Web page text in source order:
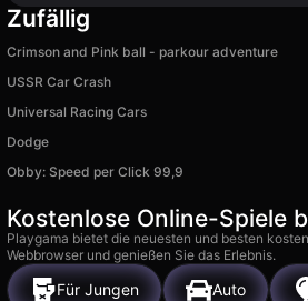
Zufällig
Crimson and Pink ball - parkour adventure
USSR Car Crash
Universal Racing Cars
Dodge
Obby: Speed per Click 99,9
Kostenlose Online-Spiele
Playgama bietet die neuesten und besten
Webbrowser und genießen Sie das Erlebnis.
Für Jungen Auto